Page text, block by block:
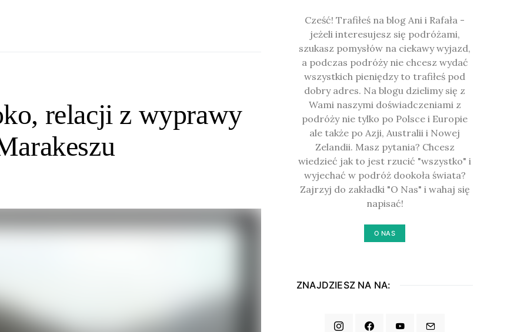
relacji z wyprawy
Cześć! Trafiłeś na blog Ani i Rafała -
jeżeli interesujesz się podróżami,
szukasz pomysłów na ciekawy wyjazd,
a podczas podróży nie chcesz wydać
wszystkich pieniędzy to trafiłeś pod
dobry adres. Na blogu dzielimy się z
Wami naszymi doświadczeniami z
podróży nie tylko po Polsce i Europie
ale także po Azji, Australii i Nowej
Zelandii. Masz pytania? Chcesz
wiedzieć jak to jest rzucić "wszystko" i
wyjechać w podróż dookoła świata?
Zajrzyj do zakładki "O Nas" i wahaj się
napisać!
O NAS
ZNAJDZIESZ NA NA: